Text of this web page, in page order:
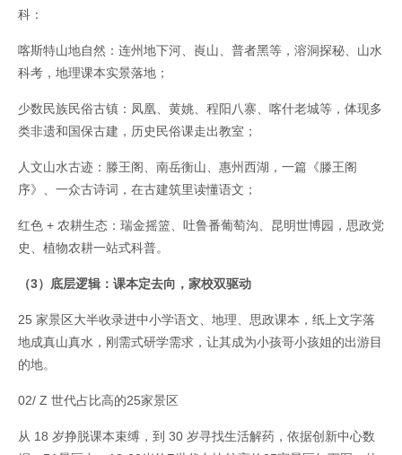
科：
喀斯特山地自然：连州地下河、崀山、普者黑等，溶洞探秘、山水
科考，地理课本实景落地；
少数民族民俗古镇：凤凰、黄姚、程阳八寨、喀什老城等，体现多
类非遗和国保古建，历史民俗课走出教室；
人文山水古迹：滕王阁、南岳衡山、惠州西湖，一篇《滕王阁
序》、一众古诗词，在古建筑里读懂语文；
红色 + 农耕生态：瑞金摇篮、吐鲁番葡萄沟、昆明世博园，思政党
史、植物农耕一站式科普。
（3）底层逻辑：课本定去向，家校双驱动
25 家景区大半收录进中小学语文、地理、思政课本，纸上文字落
地成真山真水，刚需式研学需求，让其成为小孩哥小孩姐的出游目
的地。
02/ Z 世代占比高的25家景区
从 18 岁挣脱课本束缚，到 30 岁寻找生活解药，依据创新中心数